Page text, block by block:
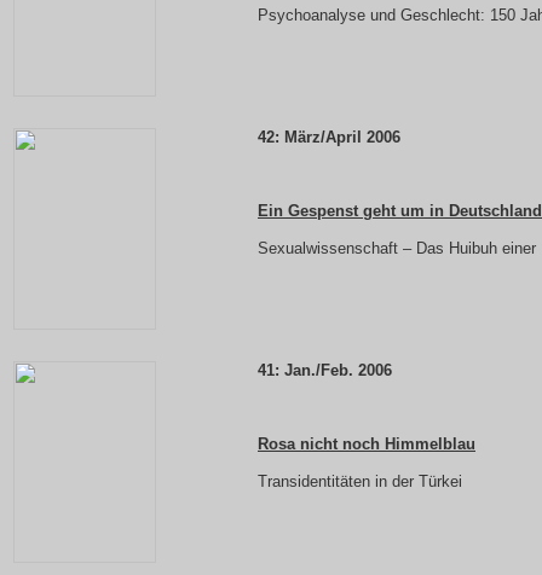
Psychoanalyse und Geschlecht: 150
42: März/April 2006
Ein Gespenst geht um in Deutschland
Sexualwissenschaft – Das Huibuh einer
41: Jan./Feb. 2006
Rosa nicht noch Himmelblau
Transidentitäten in der Türkei